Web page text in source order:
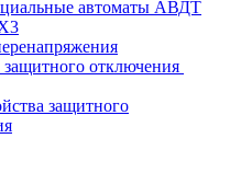
автоматы АВДТ
отключения
защитного